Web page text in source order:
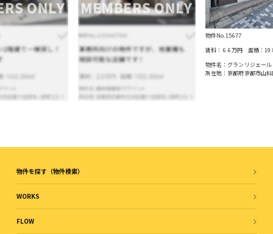
物件No.15677
賃料：6.6万円面積：
物件名：グランリジェー
所在地：京都府京都市山
物件を探す（物件検索）
WORKS
FLOW